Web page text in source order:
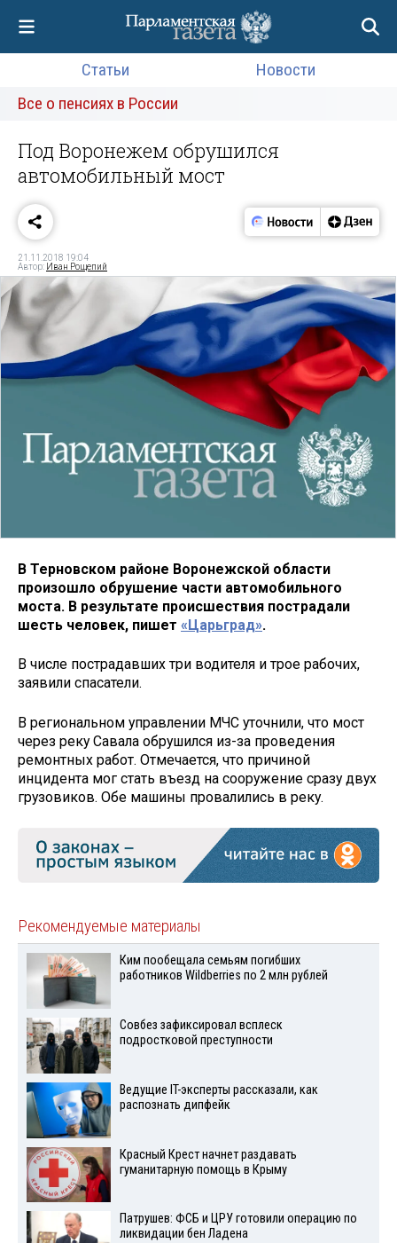
Статьи
Новости
Все о пенсиях в России
Под Воронежем обрушился
автомобильный мост
21.11.2018 19:04
Автор: Иван Рощепий
В Терновском районе Воронежской области
произошло обрушение части автомобильного
моста. В результате происшествия пострадали
шесть человек, пишет «Царьград».
В числе пострадавших три водителя и трое рабочих,
заявили спасатели.
В региональном управлении МЧС уточнили, что мост
через реку Савала обрушился из-за проведения
ремонтных работ. Отмечается, что причиной
инцидента мог стать въезд на сооружение сразу двух
грузовиков. Обе машины провалились в реку.
Рекомендуемые материалы
Ким пообещала семьям погибших
работников Wildberries по 2 млн рублей
Совбез зафиксировал всплеск
подростковой преступности
Ведущие IT-эксперты рассказали, как
распознать дипфейк
Красный Крест начнет раздавать
гуманитарную помощь в Крыму
Патрушев: ФСБ и ЦРУ готовили операцию по
ликвидации бен Ладена